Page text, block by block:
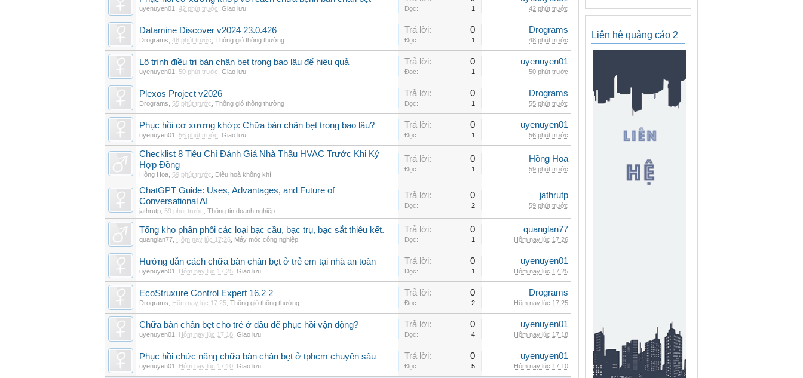
uyenuyen01 42 phút trước Giao lưu Đọc: 1 42 phút trước
Datamine Discover v2024 23.0.426
Drograms 48 phút trước Thông gió thông thường
Trả lời: 0
Đọc: 1
Drograms
48 phút trước
Lộ trình điều trị bàn chân bẹt trong bao lâu để hiệu quả
uyenuyen01 50 phút trước Giao lưu
Trả lời: 0
Đọc: 1
uyenuyen01
50 phút trước
Plexos Project v2026
Drograms 55 phút trước Thông gió thông thường
Trả lời: 0
Đọc: 1
Drograms
55 phút trước
Phục hồi cơ xương khớp: Chữa bàn chân bẹt trong bao lâu?
uyenuyen01 56 phút trước Giao lưu
Trả lời: 0
Đọc: 1
uyenuyen01
56 phút trước
Checklist 8 Tiêu Chí Đánh Giá Nhà Thầu HVAC Trước Khi Ký
Hợp Đồng
Hồng Hoa 59 phút trước Điều hoà không khí
Trả lời: 0
Đọc: 1
Hồng Hoa
59 phút trước
ChatGPT Guide: Uses, Advantages, and Future of
Conversational AI
jathrutp 59 phút trước Thông tin doanh nghiệp
Trả lời: 0
Đọc: 2
jathrutp
59 phút trước
Tổng kho phân phối các loại bạc cầu, bạc trụ, bạc sắt thiêu kết.
quanglan77 Hôm nay lúc 17:26 Máy móc công nghiệp
Trả lời: 0
Đọc: 1
quanglan77
Hôm nay lúc 17:26
Hướng dẫn cách chữa bàn chân bẹt ở trẻ em tại nhà an toàn
uyenuyen01 Hôm nay lúc 17:25 Giao lưu
Trả lời: 0
Đọc: 1
uyenuyen01
Hôm nay lúc 17:25
EcoStruxure Control Expert 16.2 2
Drograms Hôm nay lúc 17:25 Thông gió thông thường
Trả lời: 0
Đọc: 2
Drograms
Hôm nay lúc 17:25
Chữa bàn chân bẹt cho trẻ ở đâu để phục hồi vận động?
uyenuyen01 Hôm nay lúc 17:18 Giao lưu
Trả lời: 0
Đọc: 4
uyenuyen01
Hôm nay lúc 17:18
Phục hồi chức năng chữa bàn chân bẹt ở tphcm chuyên sâu
uyenuyen01 Hôm nay lúc 17:10 Giao lưu
Trả lời: 0
Đọc: 5
uyenuyen01
Hôm nay lúc 17:10
Liên hệ quảng cáo 2